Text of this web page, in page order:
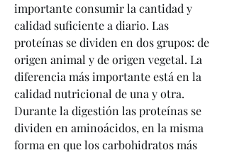
importante consumir la cantidad y
calidad suficiente a diario. Las
proteínas se dividen en dos grupos: de
origen animal y de origen vegetal. La
diferencia más importante está en la
calidad nutricional de una y otra.
Durante la digestión las proteínas se
dividen en aminoácidos, en la misma
forma en que los carbohidratos más